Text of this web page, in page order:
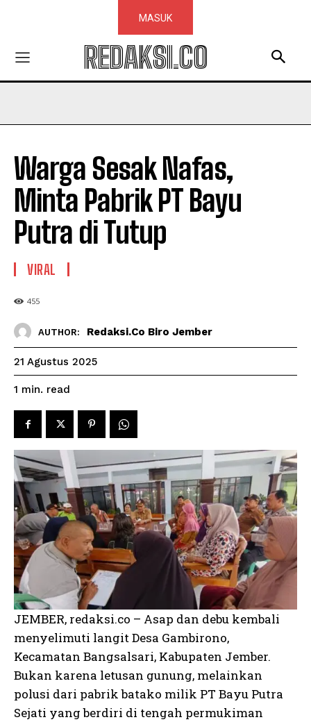
MASUK
REDAKSI.CO
Warga Sesak Nafas,
Minta Pabrik PT Bayu
Putra di Tutup
VIRAL
455
AUTHOR: Redaksi.co Biro Jember
21 Agustus 2025
1 min. read
JEMBER, redaksi.co – Asap dan debu kembali
menyelimuti langit Desa Gambirono,
Kecamatan Bangsalsari, Kabupaten Jember.
Bukan karena letusan gunung, melainkan
polusi dari pabrik batako milik PT Bayu Putra
Sejati yang berdiri di tengah permukiman